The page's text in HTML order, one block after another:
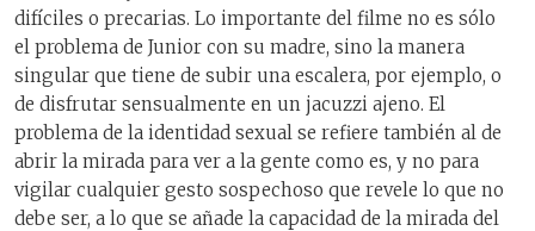
difíciles o precarias. Lo importante del filme no es sólo
el problema de Junior con su madre, sino la manera
singular que tiene de subir una escalera, por ejemplo, o
de disfrutar sensualmente en un jacuzzi ajeno. El
problema de la identidad sexual se refiere también al de
abrir la mirada para ver a la gente como es, y no para
vigilar cualquier gesto sospechoso que revele lo que no
debe ser, a lo que se añade la capacidad de la mirada del